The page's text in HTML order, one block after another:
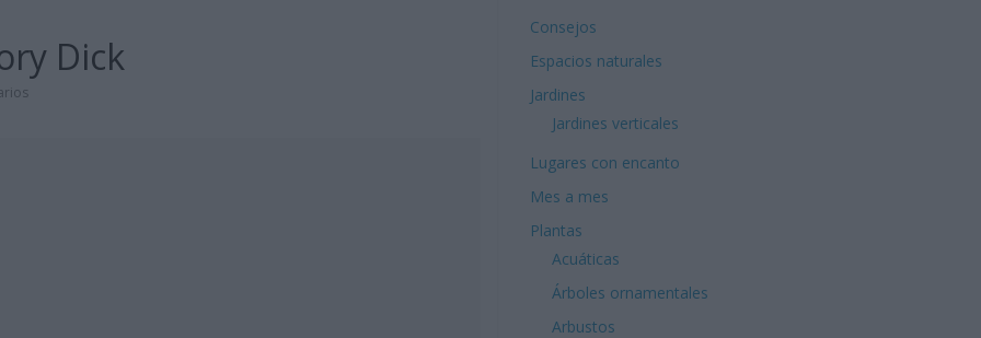
Dick
Consejos
Espacios naturales
Jardines
Jardines verticales
Lugares con encanto
Mes a mes
Plantas
Acuáticas
Árboles ornamentales
Arbustos